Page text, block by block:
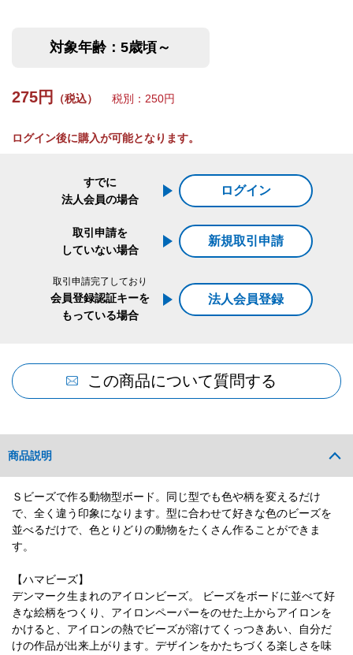
対象年齢：5歳頃～
275円 （税込） 税別：250円
ログイン後に購入が可能となります。
すでに
法人会員の場合
ログイン
取引申請を
していない場合
新規取引申請
取引申請完了しており
会員登録認証キーを
もっている場合
法人会員登録
この商品について質問する
商品説明
Ｓビーズで作る動物型ボード。同じ型でも色や柄を変えるだけ
で、全く違う印象になります。型に合わせて好きな色のビーズを
並べるだけで、色とりどりの動物をたくさん作ることができま
す。
【ハマビーズ】
デンマーク生まれのアイロンビーズ。 ビーズをボードに並べて好
きな絵柄をつくり、アイロンペーパーをのせた上からアイロンを
かけると、アイロンの熱でビーズが溶けてくっつきあい、自分だ
けの作品が出来上がります。デザインをかたちづくる楽しさを味